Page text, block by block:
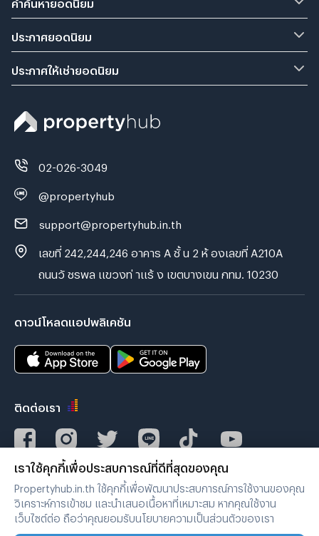
ประกาศยอดนิยม
ประกาศให้เช่ายอดนิยม
02-026-3049
@propertyhub
support@propertyhub.in.th
เลขที่ 242,244,246 อาคาร A ชั้ น 2 ห้ องเลขที่ A210A
ถนนวั ชรพล แขวงท่ าแร้ ง เขตบางเขน กทม. 10230
ดาวน์โหลดแอปพลิเคชัน
ติดต่อเรา
เราใช้คุกกี้เพื่อประสบการณ์ที่ดีที่สุดของคุณ
Propertyhub.in.th ใช้คุกกี้เพื่อพัฒนาประสบการณ์การใช้งานของคุณ
วิเคราะห์การเข้าชม และนำเสนอเนื้อหาที่เหมาะสม หากคุณใช้งาน
เว็บไซต์ต่อ ถือว่าคุณยอมรับนโยบายความเป็นส่วนตัวของเรา